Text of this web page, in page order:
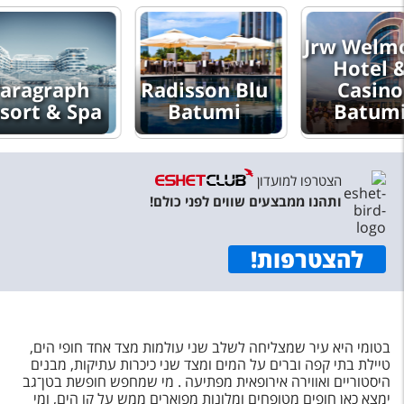
טיסות לחו"ל
מלונות בחו"ל
Русский
קרוז
מגזין אשת
שירות לקוחות
תקנון
עקבו אחרינו
Radisson Blu
Batumi
Jrw Welmond
Hotel &
Casino
Batumi
הצטרפו למועדון
ותהנו ממבצעים שווים לפני כולם!
להצטרפות!
בטומי היא עיר שמצליחה לשלב שני עולמות מצד אחד חופי הים,
טיילת בתי קפה וברים על המים ומצד שני כיכרות עתיקות, מבנים
היסטוריים ואווירה אירופאית מפתיעה . מי שמחפש חופשת בטן־גב
ימצא כאן חופים מטופחים ומלונות מפוארים ממש על קו הים, ומי